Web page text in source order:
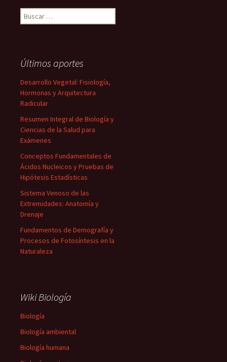
Buscar:
Últimos aportes
Desarrollo Vegetal: Fisiología,
Hormonas y Arquitectura
Radicular
Resumen Integral de Biología y
Ciencias de la Salud para
Exámenes
Conceptos Fundamentales de
Ácidos Nucleicos y Pruebas de
Hipótesis Estadísticas
Sistema Venoso de las
Extremidades: Anatomía y
Drenaje
Fundamentos de Demografía y
Procesos de Fotosíntesis en la
Naturaleza
Wiki Biología
Biología
Biología ambiental
Biología humana